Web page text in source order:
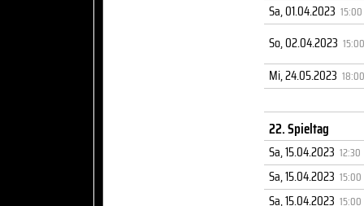
Sa, 01.04.2023 15:00
So, 02.04.2023 15:00
Mi, 24.05.2023 18:00
22. Spieltag
Sa, 15.04.2023 12:30
Sa, 15.04.2023 15:00
Sa, 15.04.2023 15:00